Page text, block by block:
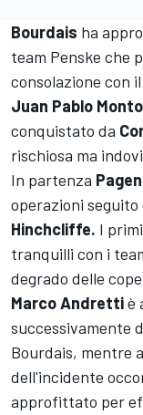
Bourdais ha
team Penske che
consolazione con
Juan Pablo
conquistato da
rischiosa ma
In partenza
operazioni seguito
Hinchcliffe. I
tranquilli con i
degrado delle
MarcoAndrettiè
successivamente
Bourdais, mentre
dell'incidente
approfittato per